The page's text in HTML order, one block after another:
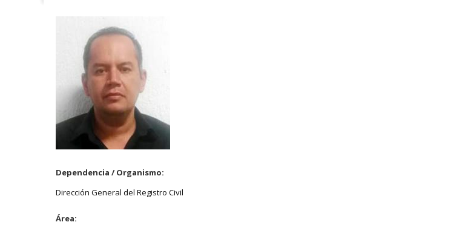
Dependencia / Organismo:
Dirección General del Registro Civil
Área: